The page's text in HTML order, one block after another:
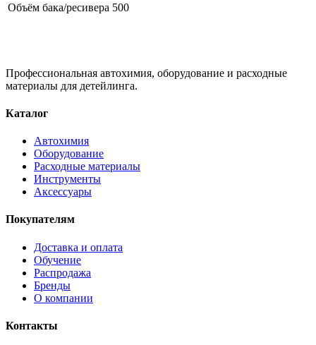
Объём бака/ресивера 500
Профессиональная автохимия, оборудование и расходные
материалы для детейлинга.
Каталог
Автохимия
Оборудование
Расходные материалы
Инструменты
Аксессуары
Покупателям
Доставка и оплата
Обучение
Распродажа
Бренды
О компании
Контакты